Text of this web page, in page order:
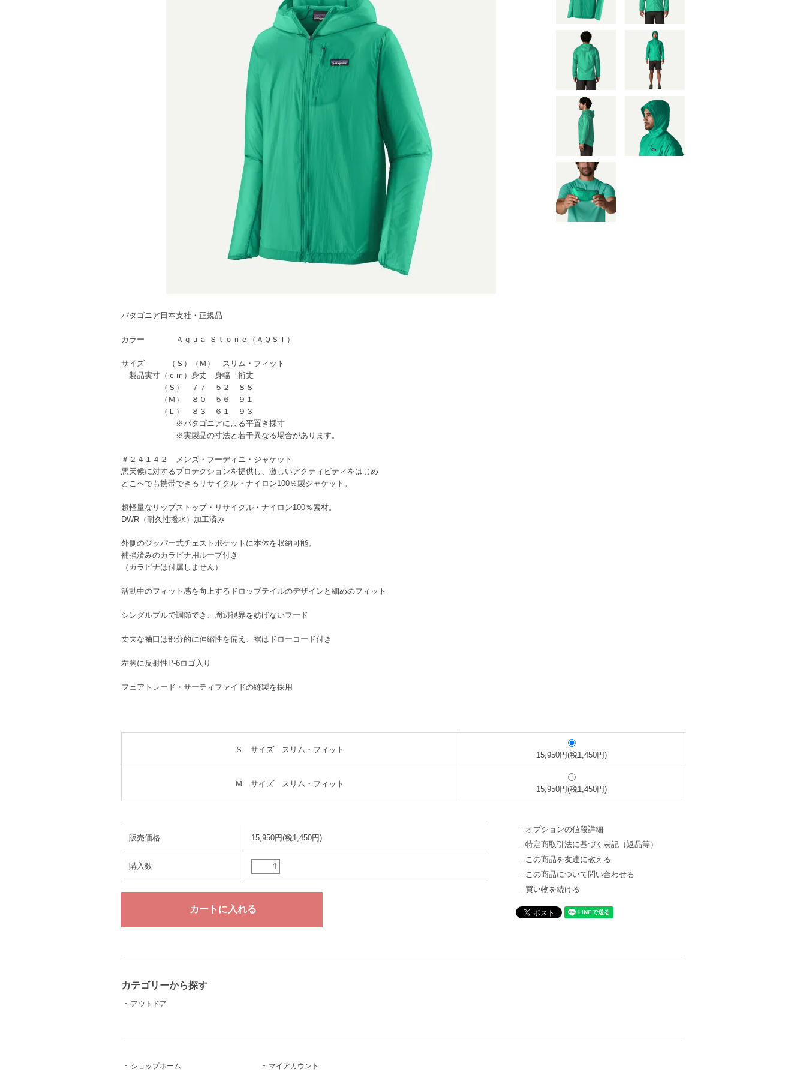
パタゴニア日本支社・正規品
カラー Ａｑｕａ Ｓｔｏｎｅ（ＡＱＳＴ）
サイズ （Ｓ）（Ｍ） スリム・フィット
製品実寸（ｃｍ）身丈 身幅 裄丈
（Ｓ） ７７ ５２ ８８
（Ｍ） ８０ ５６ ９１
（Ｌ） ８３ ６１ ９３
※パタゴニアによる平置き採寸
※実製品の寸法と若干異なる場合があります。
＃２４１４２ メンズ・フーディニ・ジャケット
悪天候に対するプロテクションを提供し、激しいアクティビティをはじめ
どこへでも携帯できるリサイクル・ナイロン100％製ジャケット。
超軽量なリップストップ・リサイクル・ナイロン100％素材。
DWR（耐久性撥水）加工済み
外側のジッパー式チェストポケットに本体を収納可能。
補強済みのカラビナ用ループ付き
（カラビナは付属しません）
活動中のフィット感を向上するドロップテイルのデザインと細めのフィット
シングルプルで調節でき、周辺視界を妨げないフード
丈夫な袖口は部分的に伸縮性を備え、裾はドローコード付き
左胸に反射性P-6ロゴ入り
フェアトレード・サーティファイドの縫製を採用
Ｓ サイズ スリム・フィット
15,950円(税1,450円)
Ｍ サイズ スリム・フィット
15,950円(税1,450円)
販売価格 15,950円(税1,450円)
購入数
オプションの値段詳細
特定商取引法に基づく表記（返品等）
この商品を友達に教える
この商品について問い合わせる
買い物を続ける
カテゴリーから探す
アウトドア
ショップホーム マイアカウント